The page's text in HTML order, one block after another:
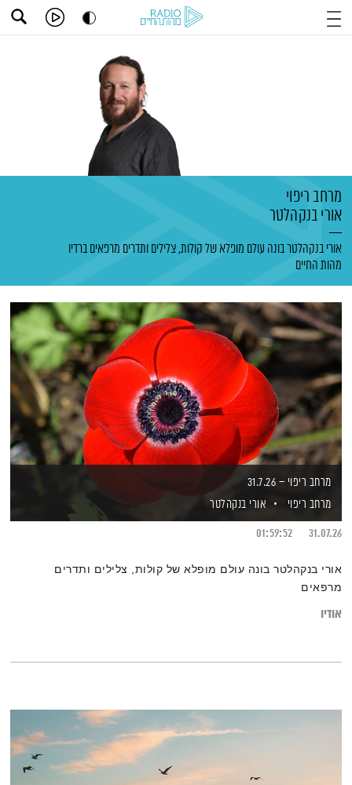
מרחב ריפוי
אורי בנקהלטר
אורי בנקהלטר בונה עולם מופלא של קולות, צלילים ותדרים מרפאים ברדיו
מהות החיים
מרחב ריפוי – 31.7.26
מרחב ריפוי
אורי בנקהלטר
31.07.26
01:59:52
אורי בנקהלטר בונה עולם מופלא של קולות, צלילים ותדרים
מרפאים
אודיו